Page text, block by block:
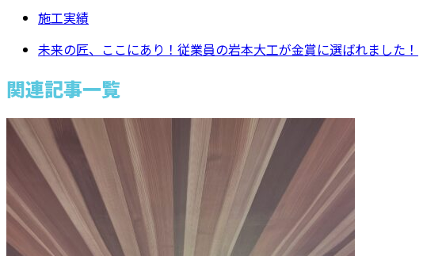
施工実績
未来の匠、ここにあり！従業員の岩本大工が金賞に選ばれました！
関連記事一覧